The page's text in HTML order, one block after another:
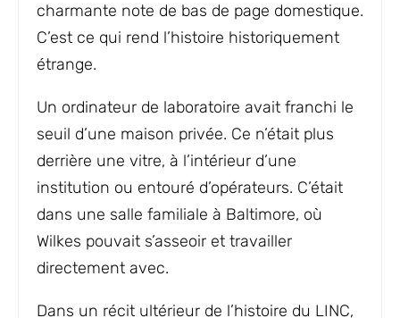
charmante note de bas de page domestique.
C’est ce qui rend l’histoire historiquement
étrange.
Un ordinateur de laboratoire avait franchi le
seuil d’une maison privée. Ce n’était plus
derrière une vitre, à l’intérieur d’une
institution ou entouré d’opérateurs. C’était
dans une salle familiale à Baltimore, où
Wilkes pouvait s’asseoir et travailler
directement avec.
Dans un récit ultérieur de l’histoire du LINC,